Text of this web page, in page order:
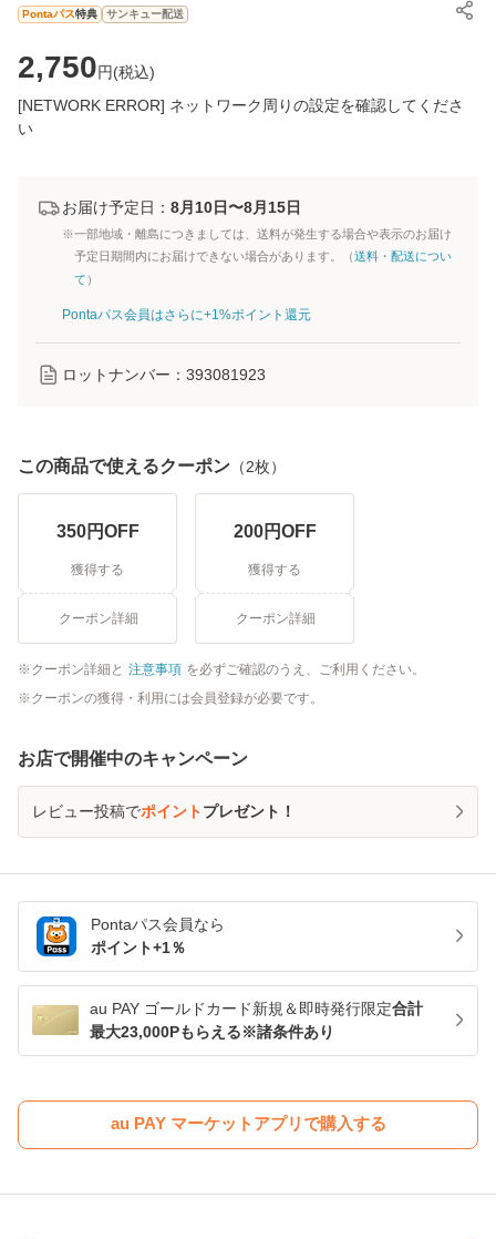
Pontaパス特典 サンキュー配送
2,750円(税込)
[NETWORK ERROR] ネットワーク周りの設定を確認してくださ
い
お届け予定日： 8月10日〜8月15日
※一部地域・離島につきましては、送料が発生する場合や表示のお届け
予定日期間内にお届けできない場合があります。（送料・配送につい
て ）
Pontaパス会員はさらに+1%ポイント還元
ロットナンバー： 393081923
この商品で使えるクーポン （2枚）
350円OFF
獲得する
クーポン詳細
200円OFF
獲得する
クーポン詳細
クーポン詳細と 注意事項 を必ずご確認のうえ、ご利用ください。
クーポンの獲得・利用には会員登録が必要です。
お店で開催中のキャンペーン
レビュー投稿でポイントプレゼント！
Pontaパス会員なら
ポイント+1％
au PAY ゴールドカード新規＆即時発行限定合計
最大23,000Pもらえる※諸条件あり
au PAY マーケットアプリで購入する